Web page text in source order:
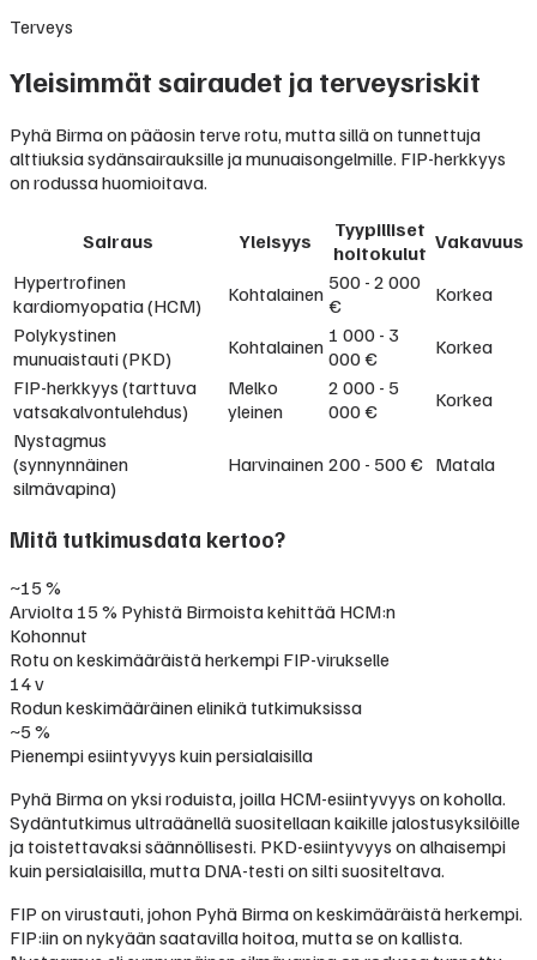
Terveys
Yleisimmät sairaudet ja terveysriskit
Pyhä Birma on pääosin terve rotu, mutta sillä on tunnettuja
alttiuksia sydänsairauksille ja munuaisongelmille. FIP-herkkyys
on rodussa huomioitava.
Sairaus Yleisyys
Tyypilliset
hoitokulut Vakavuus
Hypertrofinen
kardiomyopatia (HCM)
Kohtalainen 500 - 2 000
€
Korkea
Polykystinen
munuaistauti (PKD)
Kohtalainen 1 000 - 3
000 €
Korkea
FIP-herkkyys (tarttuva
vatsakalvontulehdus)
Melko
yleinen
2 000 - 5
000 €
Korkea
Nystagmus
(synnynnäinen
silmävapina)
Harvinainen 200 - 500 € Matala
Mitä tutkimusdata kertoo?
~15 %
Arviolta 15 % Pyhistä Birmoista kehittää HCM:n
Kohonnut
Rotu on keskimääräistä herkempi FIP-virukselle
14 v
Rodun keskimääräinen elinikä tutkimuksissa
~5 %
Pienempi esiintyvyys kuin persialaisilla
Pyhä Birma on yksi roduista, joilla HCM-esiintyvyys on koholla.
Sydäntutkimus ultraäänellä suositellaan kaikille jalostusyksilöille
ja toistettavaksi säännöllisesti. PKD-esiintyvyys on alhaisempi
kuin persialaisilla, mutta DNA-testi on silti suositeltava.
FIP on virustauti, johon Pyhä Birma on keskimääräistä herkempi.
FIP:iin on nykyään saatavilla hoitoa, mutta se on kallista.